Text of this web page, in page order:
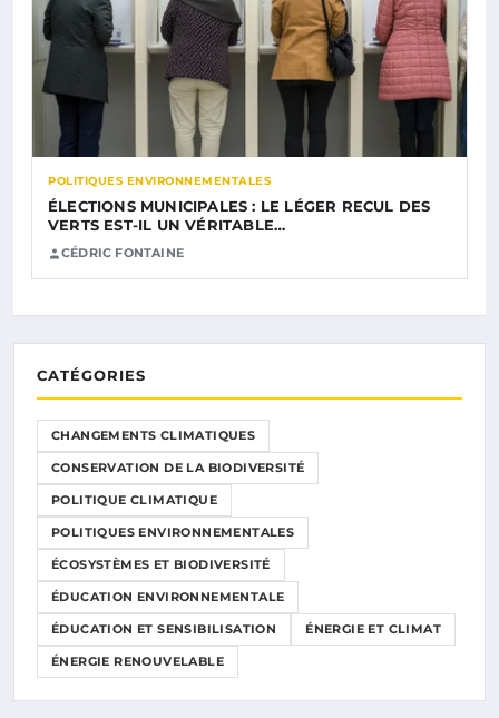
POLITIQUES ENVIRONNEMENTALES
ÉLECTIONS MUNICIPALES : LE LÉGER RECUL DES
VERTS EST-IL UN VÉRITABLE…
CÉDRIC FONTAINE
CATÉGORIES
CHANGEMENTS CLIMATIQUES
CONSERVATION DE LA BIODIVERSITÉ
POLITIQUE CLIMATIQUE
POLITIQUES ENVIRONNEMENTALES
ÉCOSYSTÈMES ET BIODIVERSITÉ
ÉDUCATION ENVIRONNEMENTALE
ÉDUCATION ET SENSIBILISATION ÉNERGIE ET CLIMAT
ÉNERGIE RENOUVELABLE